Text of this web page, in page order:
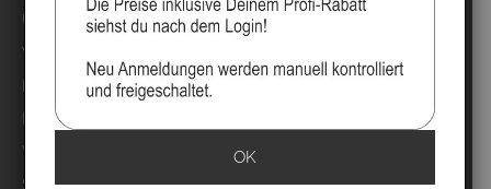
Über uns
Video`s
Marken
Mood Partner Programm
Video Salons Kunden
Sitemap
OK